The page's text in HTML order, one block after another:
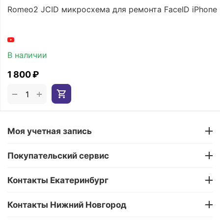
Romeo2 JCID микросхема для ремонта FaceID
В наличии
1 800₽
+
−
Моя учетная запись
Покупательский сервис
Контакты Екатеринбург
Контакты Нижний Новгород